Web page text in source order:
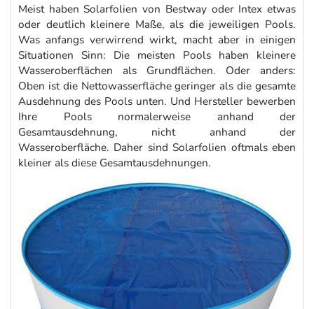
Meist haben Solarfolien von Bestway oder Intex etwas
oder deutlich kleinere Maße, als die jeweiligen Pools.
Was anfangs verwirrend wirkt, macht aber in einigen
Situationen Sinn: Die meisten Pools haben kleinere
Wasseroberflächen als Grundflächen. Oder anders:
Oben ist die Nettowasserfläche geringer als die gesamte
Ausdehnung des Pools unten. Und Hersteller bewerben
Ihre Pools normalerweise anhand der
Gesamtausdehnung, nicht anhand der
Wasseroberfläche. Daher sind Solarfolien oftmals eben
kleiner als diese Gesamtausdehnungen.